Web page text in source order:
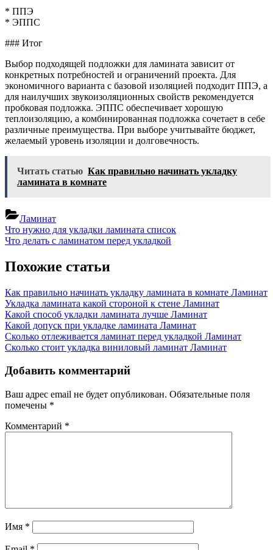
* ППЭ
* ЭППС
### Итог
Выбор подходящей подложки для ламината зависит от
конкретных потребностей и ограничений проекта. Для
экономичного варианта с базовой изоляцией подходит ППЭ, а
для наилучших звукоизоляционных свойств рекомендуется
пробковая подложка. ЭППС обеспечивает хорошую
теплоизоляцию, а комбинированная подложка сочетает в себе
различные преимущества. При выборе учитывайте бюджет,
желаемый уровень изоляции и долговечность.
Читать статью Как правильно начинать укладку
ламината в комнате
Ламинат
Навигация
по
записям
Previous
Post:
Что нужно для укладки ламината список
Next
Что делать с ламинатом перед укладкой
Похожие статьи
Как правильно начинать укладку ламината в комнате Ламинат
Укладка ламината какой стороной к стене Ламинат
Какой способ укладки ламината лучше Ламинат
Какой допуск при укладке ламината Ламинат
Сколько отлеживается ламинат перед укладкой Ламинат
Сколько стоит укладка виниловый ламинат Ламинат
Добавить комментарий
Ваш адрес email не будет опубликован. Обязательные поля
помечены *
Комментарий *
Имя *